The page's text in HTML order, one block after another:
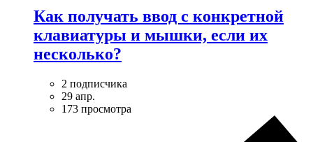
Как получать ввод с конкретной
клавиатуры и мышки, если их
несколько?
2 подписчика
29 апр.
173 просмотра